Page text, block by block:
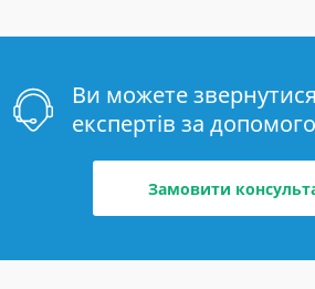
Ви можете
експертів за
Замовити